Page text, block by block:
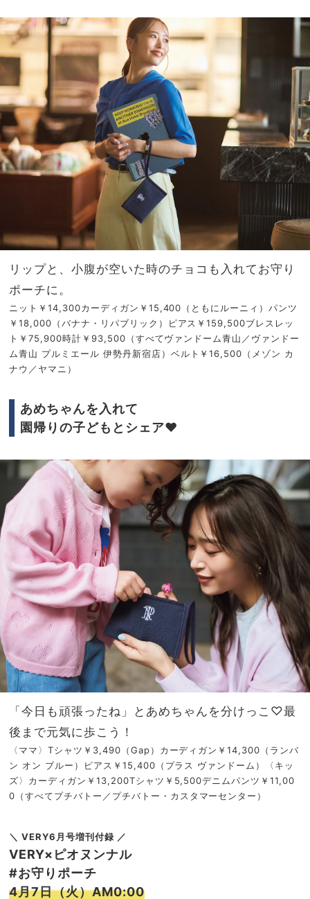
リップと、小腹が空いた時のチョコも入れてお守り
ポーチに。
ニット￥14,300カーディガン￥15,400（ともにルーニィ）パンツ
￥18,000（バナナ・リパブリック）ピアス￥159,500ブレスレッ
ト￥75,900時計￥93,500（すべてヴァンドーム青山／ヴァンドー
ム青山 プルミエール 伊勢丹新宿店）ベルト￥16,500（メゾン カ
ナウ／ヤマニ）
あめちゃんを入れて
園帰りの子どもとシェア♥
「今日も頑張ったね」とあめちゃんを分けっこ♡最
後まで元気に歩こう！
〈ママ〉Tシャツ￥3,490（Gap）カーディガン￥14,300（ランバ
ン オン ブルー）ピアス￥15,400（プラス ヴァンドーム）〈キッ
ズ〉カーディガン￥13,200Tシャツ￥5,500デニムパンツ￥11,00
0（すべてプチバトー／プチバトー・カスタマーセンター）
＼ VERY6月号増刊付録 ／
VERY×ピオヌンナル
#お守りポーチ
4月7日（火）AM0:00